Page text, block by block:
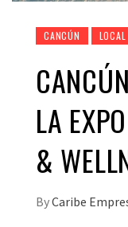
CANCÚN LOCAL
LA
&
ByCaribe